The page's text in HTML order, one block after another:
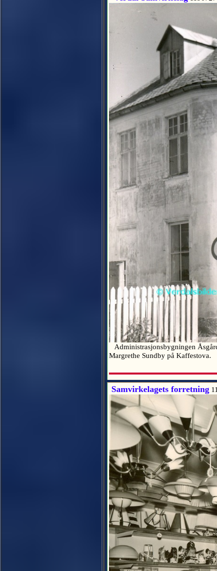
Administrasjonsbygningen
Margrethe Sundby på Kaffestova.
Samvirkelagets forretning